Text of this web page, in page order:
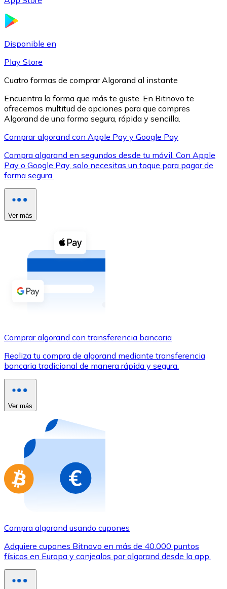
Ver todo
Compra criptomonedas con efectivo en tu tienda más
Comprar con efectivo
Transferencia SEPA
Añade fondos a tu cuenta Bitnovo o realiza compras
Comprar con Transferencia
Utiliza tarjetas Visa y Mastercard para comprar
Comprar con tarjeta
Tienda - Tarjetas regalo
Nuevo
Compra tarjetas regalo de tus marcas favoritas con
Ir a la tienda de tarjetas regalo
Disponible en
Play Store
Cuatro formas de comprar Algorand al instante
Encuentra la forma que más te guste. En Bitnovo te
ofrecemos multitud de opciones para que compres
Algorand de una forma segura, rápida y sencilla.
Comprar algorand con Apple Pay y Google Pay
Compra algorand en segundos desde tu móvil. Con Apple
Pay o Google Pay, solo necesitas un toque para pagar de
forma segura.
Ver más
Comprar algorand con transferencia bancaria
Realiza tu compra de algorand mediante transferencia
bancaria tradicional de manera rápida y segura.
Ver más
Compra algorand usando cupones
Adquiere cupones Bitnovo en más de 40.000 puntos
físicos en Europa y canjealos por algorand desde la app.